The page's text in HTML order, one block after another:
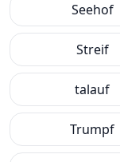
Seehof
Streif
talauf
Trumpf